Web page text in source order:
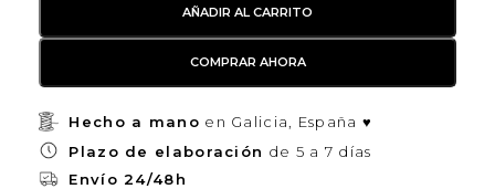
AÑADIR AL CARRITO
COMPRAR AHORA
Hecho a mano en Galicia, España ♥
Plazo de elaboración de 5 a 7 días
Envío 24/48h